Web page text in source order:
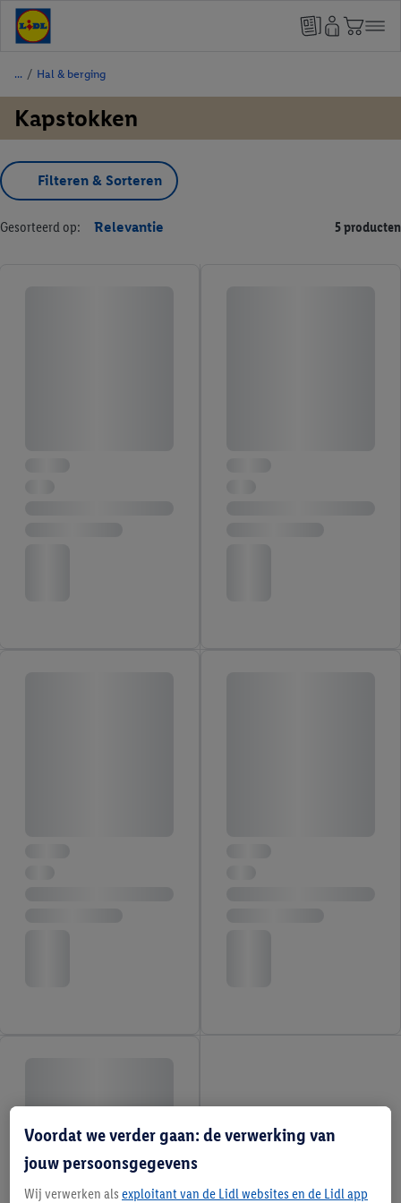
/ Hal & berging
Kapstokken
Filteren & Sorteren
Gesorteerd op: Relevantie 5 producten
Voordat we verder gaan: de verwerking van
jouw persoonsgegevens
Wij verwerken als exploitant van de Lidl websites en de Lidl app